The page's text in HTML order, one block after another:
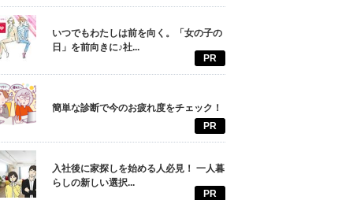
いつでもわたしは前を向く。「女の子の
日」を前向きに♪社...
PR
簡単な診断で今のお疲れ度をチェック！
PR
入社後に家探しを始める人必見！ 一人暮
らしの新しい選択...
PR